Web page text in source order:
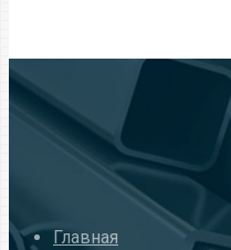
Главная